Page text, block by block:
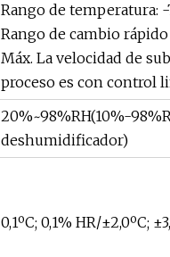
Rango de temperatura: -
Rango de cambio
Máx. La velocidad de
proceso es con control
20%~98%RH(10%-
deshumidificador)
0,1ºC; 0,1% HR/±2,0ºC;